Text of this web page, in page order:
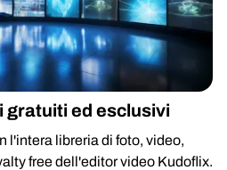
gratuiti ed esclusivi
l'intera libreria di foto, video,
free dell'editor video Kudoflix.